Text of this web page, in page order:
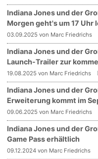
Indiana Jones und der
Morgen geht's um 17 Uhr
03.09.2025 von Marc Friedrichs
Indiana Jones und der
Launch-Trailer zur
19.08.2025 von Marc Friedrichs
Indiana Jones und der
Erweiterung kommt im
09.06.2025 von Marc Friedrichs
Indiana Jones und der
Game Pass erhältlich
09.12.2024 von Marc Friedrichs